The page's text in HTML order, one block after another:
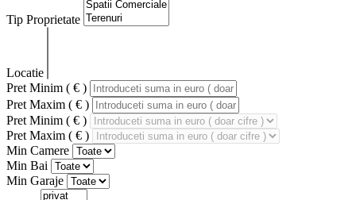
Tip Proprietate
Locatie
Pret Minim ( € )
Pret Maxim ( € )
Pret Minim ( € )
Pret Maxim ( € )
Min Camere
Min Bai
Min Garaje